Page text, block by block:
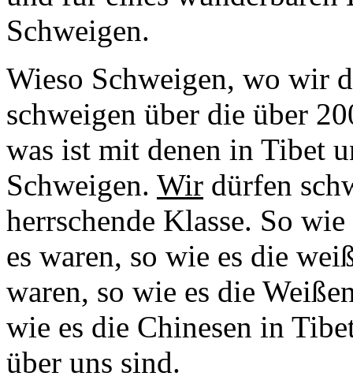
Schweigen.
Wieso Schweigen, wo wir
schweigen über die über
was ist mit denen in Tibet
Schweigen. Wir dürfen
herrschende Klasse. So
es waren, so wie es die
waren, so wie es die
wie es die Chinesen in
über uns sind.